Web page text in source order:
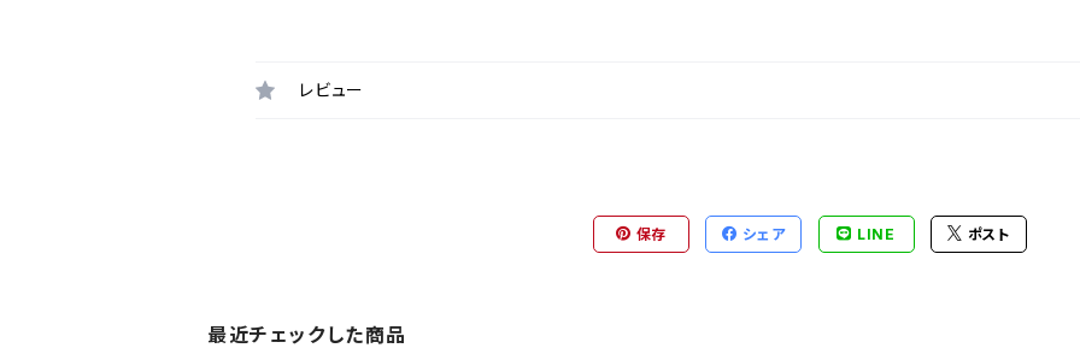
レビュー
保存 シェア LINE ポスト
最近チェックした商品